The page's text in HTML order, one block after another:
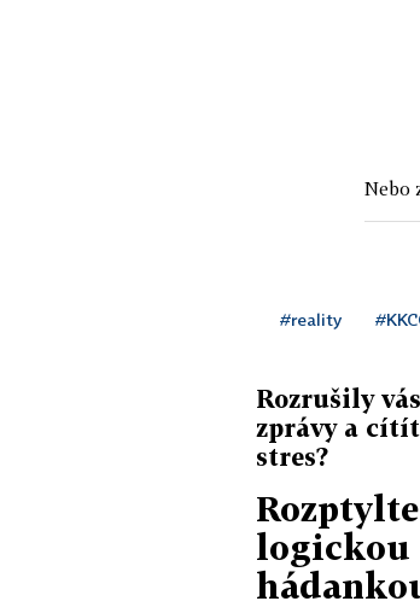
Nebo
#reality
Rozrušily vás
zprávy a
stres?
logickou